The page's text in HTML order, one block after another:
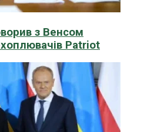
з Венсом
Patriot